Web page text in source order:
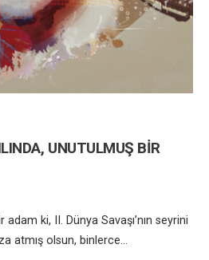
UNUTULMUŞ BİR
ki, II. Dünya Savaşı’nın seyrini
atmış olsun, binlerce...